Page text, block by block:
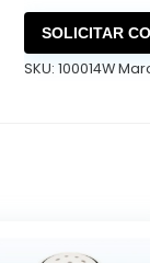
SOLICITAR
SKU:100014W